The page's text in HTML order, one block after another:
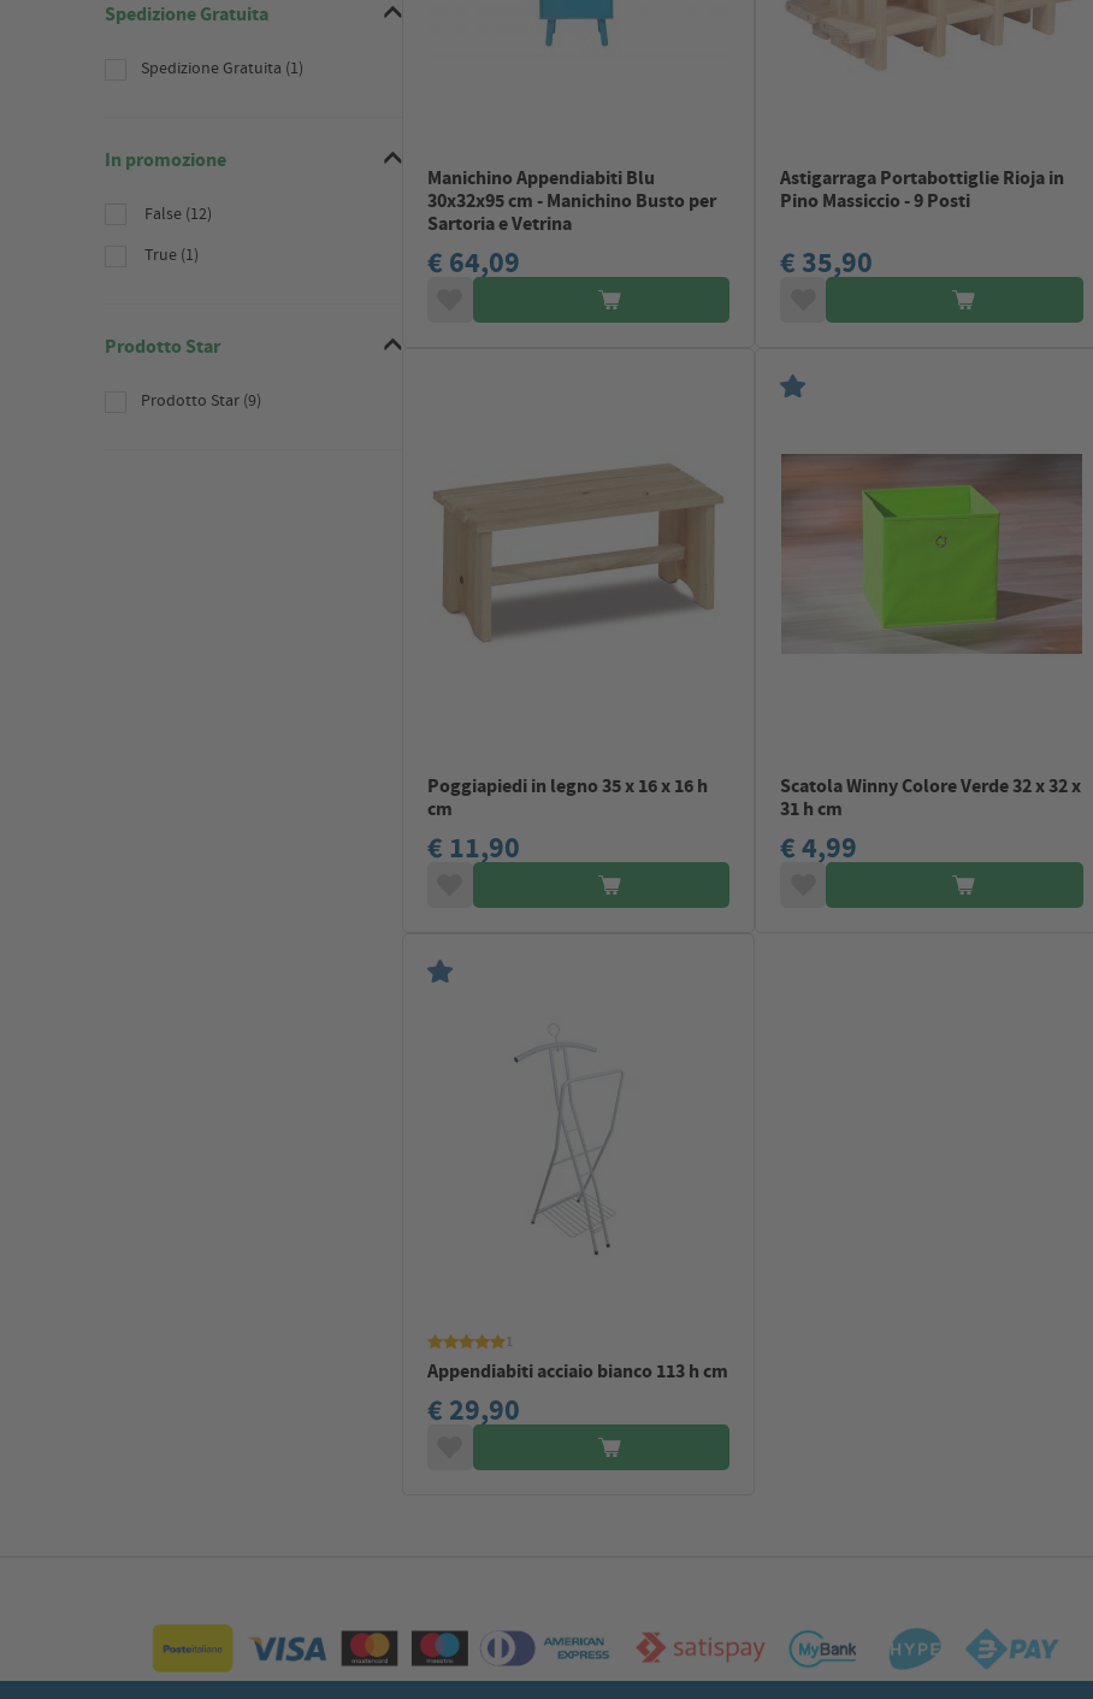
Spedizione Gratuita
Spedizione Gratuita (1)
In promozione
False (12)
True (1)
Prodotto Star
Prodotto Star (9)
Manichino Appendiabiti Blu
30x32x95 cm - Manichino Busto per
Sartoria e Vetrina
€ 64,09
Astigarraga Portabottiglie Rioja in
Pino Massiccio - 9 Posti
€ 35,90
Poggiapiedi in legno 35 x 16 x 16 h
cm
€ 11,90
Scatola Winny Colore Verde 32 x 32 x
31 h cm
€ 4,99
1
Appendiabiti acciaio bianco 113 h cm
€ 29,90